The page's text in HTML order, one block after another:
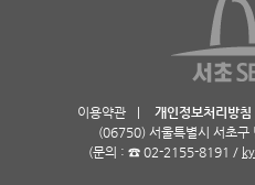
이용약관 개인정보처리방침
(06750) 서울특별시 서초
(문의 : ☎ 02-2155-8191 /